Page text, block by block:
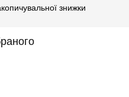
знижки